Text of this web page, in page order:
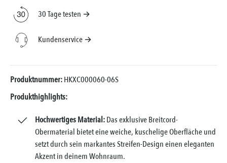
30 Tage testen →
Kundenservice →
Produktnummer:HKXC000060-06S
Produkthighlights:
Hochwertiges Material:Das exklusive Breitcord-
Obermaterial bietet eine weiche, kuschelige Oberfläche und
setzt durch sein markantes Streifen-Design einen eleganten
Akzent in deinem Wohnraum.